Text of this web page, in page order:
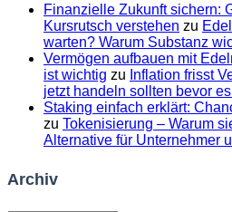
Finanzielle Zukunft sichern:
Kursrutsch verstehen zu
warten? Warum Substanz
Vermögen aufbauen mit
ist wichtig zu Inflation frisst
jetzt handeln sollten bevor
Staking einfach erklärt:
zu Tokenisierung – Warum
Alternative für Unternehmer
Archiv